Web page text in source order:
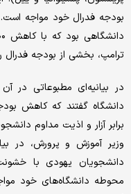
بودجه فدرال خود مواجه است.
ترامپ، بخشی از بودجه فدرال
در بیانیه‌ای مطبوعاتی در
دانشگاه گفتند که کاهش
برابر آزار و اذیت مداوم
دانشجویان یهودی با
محوطه دانشگاه‌های خود